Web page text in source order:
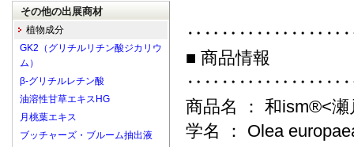
■ 商品情報
商品名 ： 和ism®<
学名 ： Olea
その他の出展商材
植物成分
GK2（グリチルリチン酸ジカリウ
ム）
β-グリチルレチン酸
油溶性甘草エキスHG
月桃葉エキス
ブッチャーズ・ブルーム抽出液